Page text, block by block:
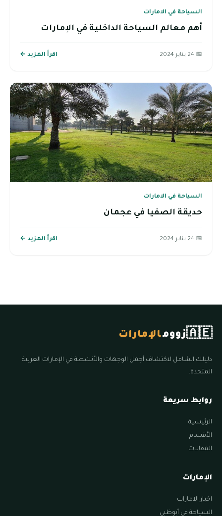
السياحة في الامارات
أهم معالم السياحة الداخلية في الإمارات
📅 24 يناير 2024 اقرأ المزيد ←
السياحة في الامارات
حديقة الصفيا في عجمان
📅 24 يناير 2024 اقرأ المزيد ←
🇦🇪زوومالإمارات
دليلك الشامل لاكتشاف أجمل الوجهات والأنشطة في الإمارات العربية
المتحدة.
روابط سريعة
الرئيسية
الأقسام
المقالات
الإمارات
اخبار الامارات
السياحة في أبوظبي